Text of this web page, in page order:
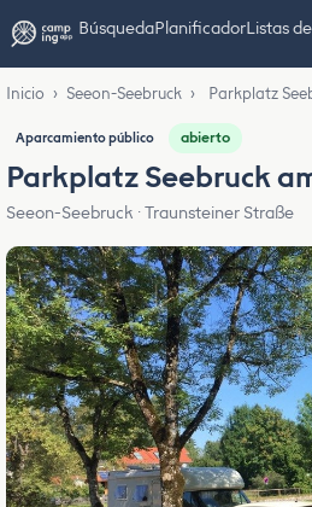
BúsquedaPlanificadorListas
Inicio › Seeon-Seebruck › Parkplatz
Aparcamiento público abierto
Parkplatz Seebruck
Seeon-Seebruck · Traunsteiner Straße